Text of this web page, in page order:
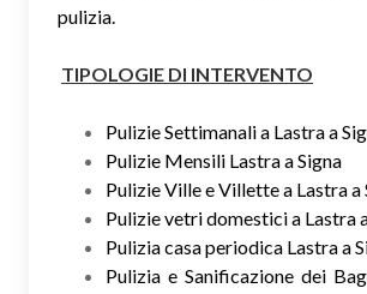
pulizia.
TIPOLOGIE DI INTERVENTO
Pulizie Settimanali a Lastra a
Pulizie Mensili Lastra a Signa
Pulizie Ville e Villette a Lastra a
Pulizie vetri domestici a Lastra
Pulizia casa periodica Lastra a
Pulizia e Sanificazione dei